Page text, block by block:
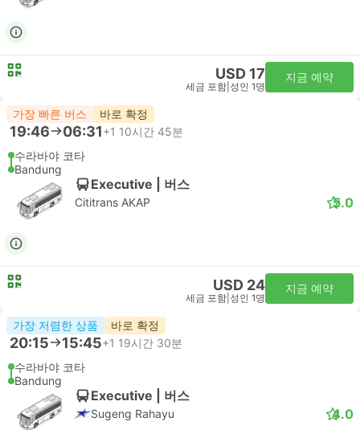
USD 17
세금 포함 성인 1명
지금 예약
가장 빠른 버스 바로 확정
19:46 06:31+1 10시간 45분
수라바야 코타
Bandung
Executive | 버스
Cititrans AKAP 5.0
USD 24
세금 포함 성인 1명
지금 예약
가장 저렴한 상품 바로 확정
20:15 15:45+1 19시간 30분
수라바야 코타
Bandung
Executive | 버스
Sugeng Rahayu 4.0